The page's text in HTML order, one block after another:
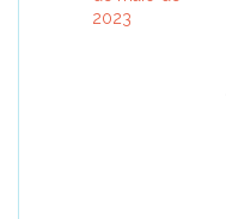
2023